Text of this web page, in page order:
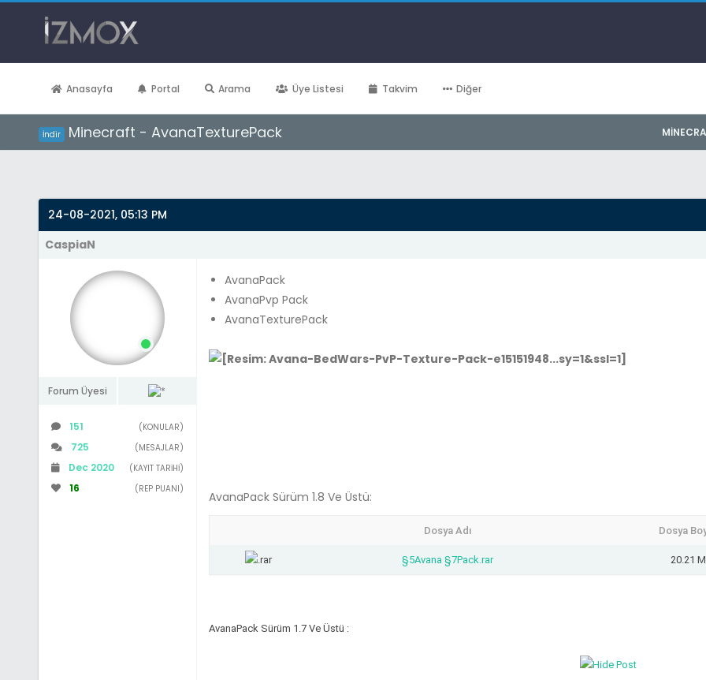
Anasayfa Portal Arama Üye Listesi Takvim Diğer
İndir Minecraft - AvanaTexturePack
Derecelendirme: 0/5 - 0 oy
12
3
4
5
24-08-2021, 05:13 PM
CaspiaN
Forum Üyesi
151 (KONULAR)
725 (MESAJLAR)
Dec 2020 (KAYIT TARIHI)
16 (REP PUANI)
AvanaPack
AvanaPvp Pack
AvanaTexturePack
AvanaPack Sürüm 1.8 Ve Üstü:
Dosya Adı Dosya
§5Avana §7Pack.rar 20.21
AvanaPack Sürüm 1.7 Ve Üstü :